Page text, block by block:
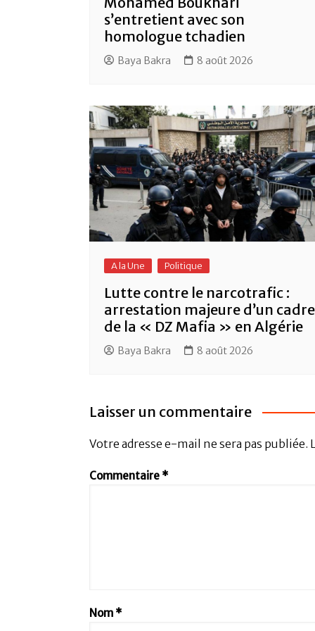
s’entretient avec son
homologue tchadien
Baya Bakra 8 août 2026
A la Une Politique
Lutte contre le narcotrafic :
arrestation majeure d’un cadre
de la « DZ Mafia » en Algérie
Baya Bakra 8 août 2026
Laisser un commentaire
Votre adresse e-mail ne sera pas publiée.
Commentaire *
Nom *